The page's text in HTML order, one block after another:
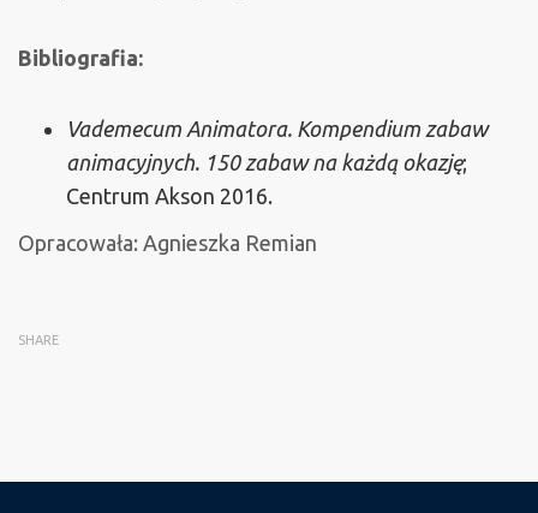
Bibliografia:
Vademecum Animatora. Kompendium zabaw
animacyjnych. 150 zabaw na każdą okazję;
Centrum Akson 2016.
Opracowała: Agnieszka Remian
SHARE